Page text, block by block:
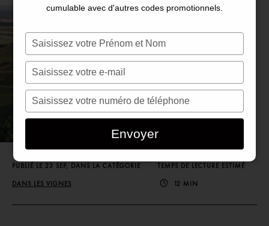
PUBLIÉ LE 23 SEP, DANS LA CATÉGORIE
DANS LES VIGNES
TEMPS DE LECTURE ESTIMÉ
12 MIN
cumulable avec d'autres codes promotionnels.
Saisissez
votre
nom
Saisissez
votre
e-
mail
Saisissez
votre
numéro
téléphone
Envoyer